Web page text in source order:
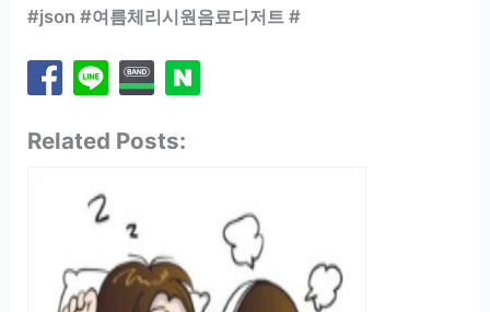
#json #여름체리시원음료디저트 #
Related Posts: